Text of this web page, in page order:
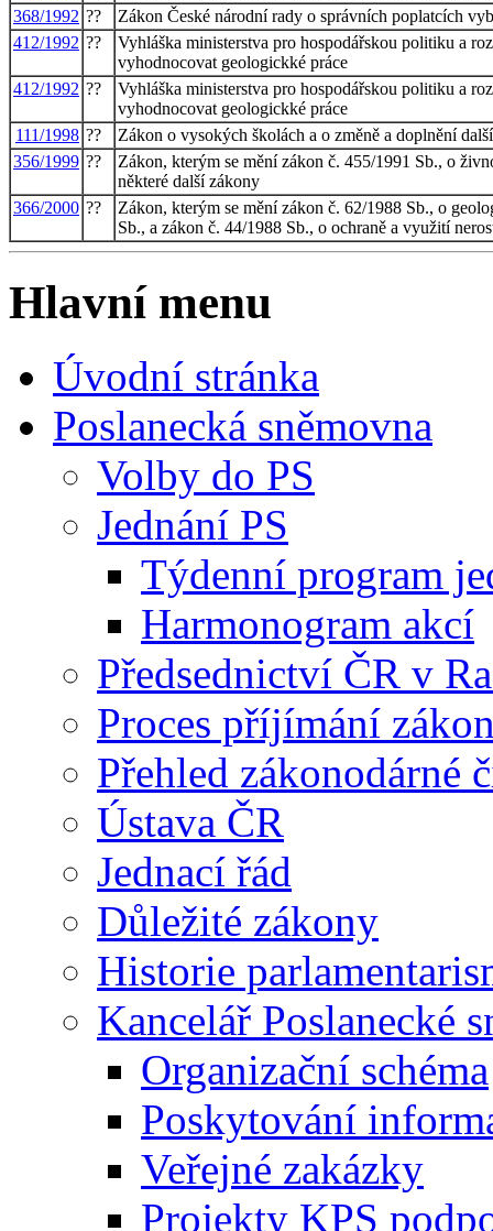
368/1992 ??
Zákon České národní rady o správních poplatcích
412/1992 ??
Vyhláška ministerstva pro hospodářskou politiku a
vyhodnocovat geologickké práce
412/1992 ??
Vyhláška ministerstva pro hospodářskou politiku a
vyhodnocovat geologickké práce
111/1998 ??
Zákon o vysokých školách a o změně a doplnění
356/1999 ??
Zákon, kterým se mění zákon č. 455/1991 Sb., o
některé další zákony
366/2000 ??
Zákon, kterým se mění zákon č. 62/1988 Sb., o
Sb., a zákon č. 44/1988 Sb., o ochraně a využití
Hlavní menu
Úvodní stránka
Poslanecká sněmovna
Volby do PS
Jednání PS
Týdenní program
Harmonogram akcí
Předsednictví ČR v
Proces příjímání
Přehled zákonodárné
Ústava ČR
Jednací řád
Důležité zákony
Historie
Kancelář Poslanecké
Organizační schéma
Poskytování
Veřejné zakázky
Projekty KPS